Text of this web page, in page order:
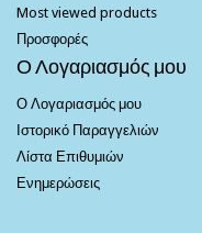
Most viewed products
Προσφορές
Ο Λογαριασμός μου
Ο Λογαριασμός μου
Ιστορικό Παραγγελιών
Λίστα Επιθυμιών
Ενημερώσεις